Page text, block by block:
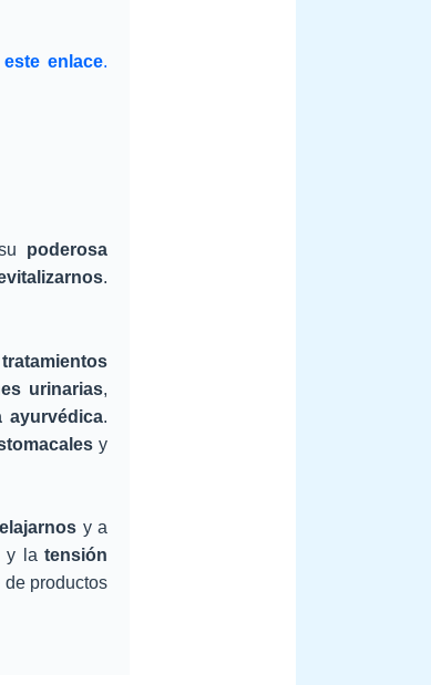
este enlace.
poderosa
.
tratamientos
urinarias,
ayurvédica.
y
y a
y latensión
de productos